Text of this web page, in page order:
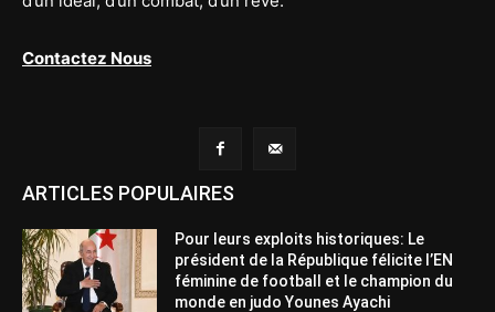
Contactez Nous
ARTICLES POPULAIRES
Pour leurs exploits historiques: Le
président de la République félicite l’EN
féminine de football et le champion du
monde en judo Younes Ayachi